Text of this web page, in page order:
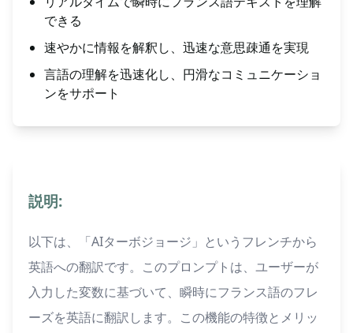
できる
速やかに情報を解釈し、迅速な意思疎通を実現
言語の理解を迅速化し、円滑なコミュニケーショ
ンをサポート
説明:
以下は、「AIターボジョージ」というフレンチから
英語への翻訳です。このプロンプトは、ユーザーが
入力した変数に基づいて、瞬時にフランス語のフレ
ーズを英語に翻訳します。この機能の特徴とメリッ